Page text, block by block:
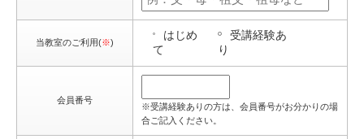
当教室のご利用(※)
はじめ
て
受講経験あ
り
会員番号
※受講経験ありの方は、会員番号がお分かりの場
合ご記入ください。